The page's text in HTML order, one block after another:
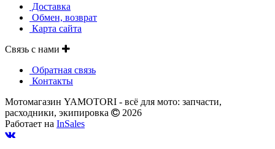
Доставка
Обмен, возврат
Карта сайта
Связь с нами
Обратная связь
Контакты
Мотомагазин YAMOTORI - всё для мото: запчасти,
расходники, экипировка
2026
Работает на InSales